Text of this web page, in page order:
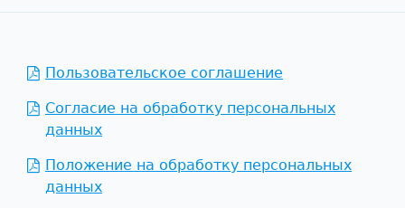
Пользовательское соглашение
Согласие на обработку персональных
данных
Положение на обработку персональных
данных